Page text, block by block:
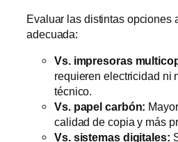
Evaluar las distintas opciones
adecuada:
Vs. impresoras
requieren electricidad ni
técnico.
Vs. papel carbón:
calidad de copia y más
Vs. sistemas digitales: